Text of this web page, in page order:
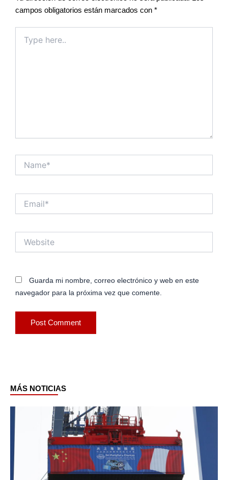
campos obligatorios están marcados con *
here..
Guarda mi nombre, correo electrónico y web en este
navegador para la próxima vez que comente.
MÁS NOTICIAS
Page Page PagePage